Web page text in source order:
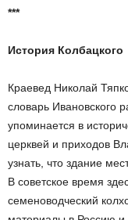
***
История Колбацкого
Краевед Николай
словарь Ивановского
упоминается в
церквей и приходов
узнать, что здание
В советское время
семеноводческий